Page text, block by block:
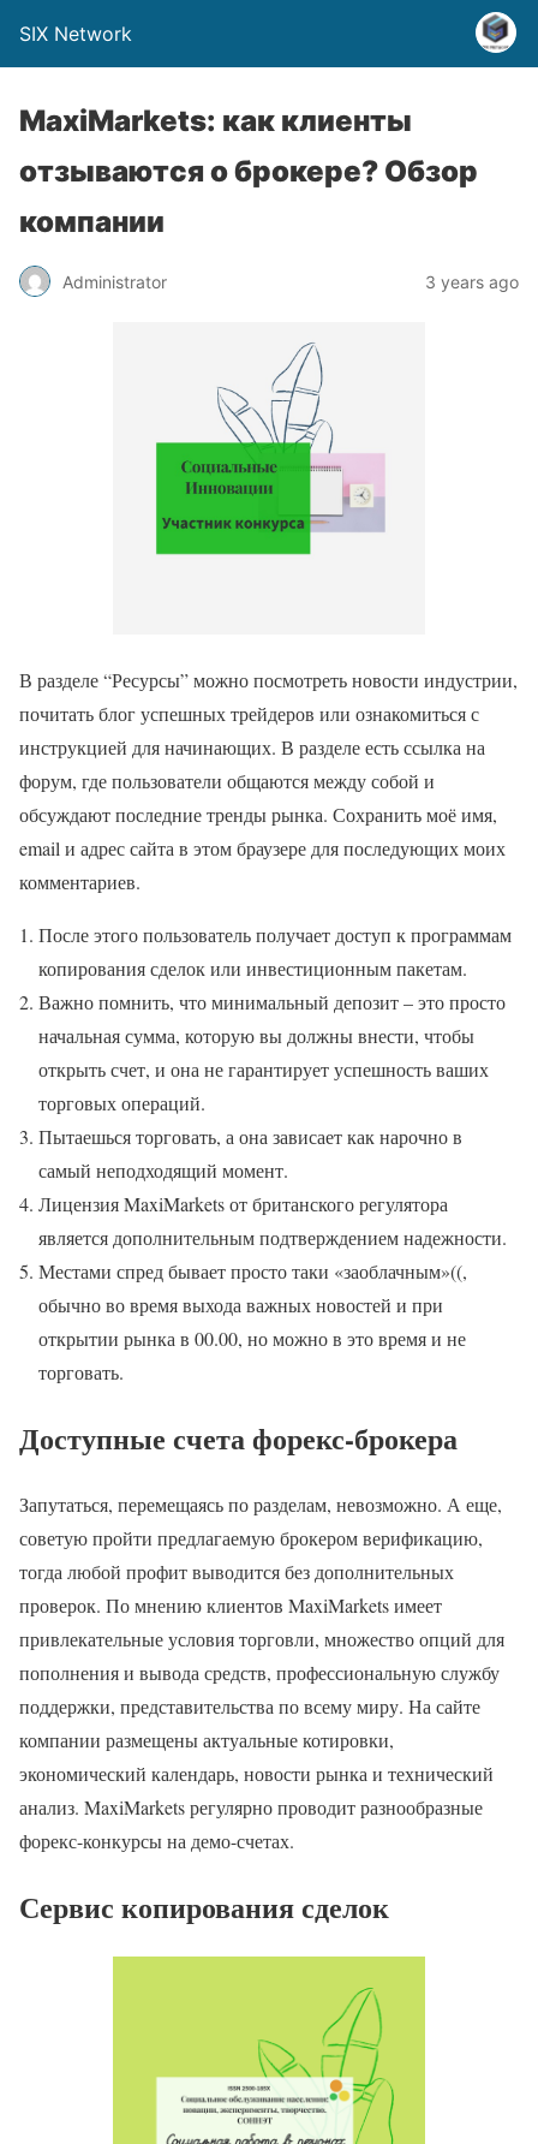
SIX Network
MaxiMarkets: как клиенты
отзываются о брокере? Обзор
компании
Administrator 3 years ago
В разделе “Ресурсы” можно посмотреть новости индустрии,
почитать блог успешных трейдеров или ознакомиться с
инструкцией для начинающих. В разделе есть ссылка на
форум, где пользователи общаются между собой и
обсуждают последние тренды рынка. Сохранить моё имя,
email и адрес сайта в этом браузере для последующих моих
комментариев.
После этого пользователь получает доступ к программам
копирования сделок или инвестиционным пакетам.
Важно помнить, что минимальный депозит – это просто
начальная сумма, которую вы должны внести, чтобы
открыть счет, и она не гарантирует успешность ваших
торговых операций.
Пытаешься торговать, а она зависает как нарочно в
самый неподходящий момент.
Лицензия MaxiMarkets от британского регулятора
является дополнительным подтверждением надежности.
Местами спред бывает просто таки «заоблачным»((,
обычно во время выхода важных новостей и при
открытии рынка в 00.00, но можно в это время и не
торговать.
Доступные счета форекс-брокера
Запутаться, перемещаясь по разделам, невозможно. А еще,
советую пройти предлагаемую брокером верификацию,
тогда любой профит выводится без дополнительных
проверок. По мнению клиентов MaxiMarkets имеет
привлекательные условия торговли, множество опций для
пополнения и вывода средств, профессиональную службу
поддержки, представительства по всему миру. На сайте
компании размещены актуальные котировки,
экономический календарь, новости рынка и технический
анализ. MaxiMarkets регулярно проводит разнообразные
форекс-конкурсы на демо-счетах.
Сервис копирования сделок